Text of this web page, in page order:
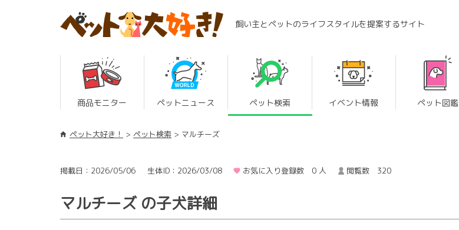
飼い主とペットのライフスタイルを提案するサイト
商品モニター ペットニュース ペット検索 イベント情報 ペット図鑑
ペット大好き！ ペット検索 マルチーズ
掲載日：2026/05/06 生体ID：2026/03/08 お気に入り登録数 0 人 閲覧数 320
マルチーズ の子犬詳細